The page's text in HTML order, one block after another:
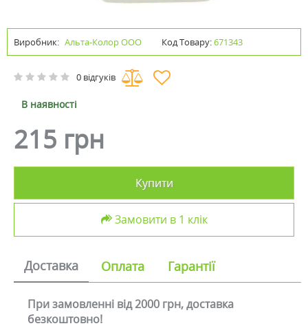
Виробник: Альта-Колор ООО Код Товару:671343
0 відгуків
В наявності
215 грн
Купити
Замовити в 1 клік
Доставка Оплата Гарантії
При замовленні від 2000 грн, доставка
безкоштовно!